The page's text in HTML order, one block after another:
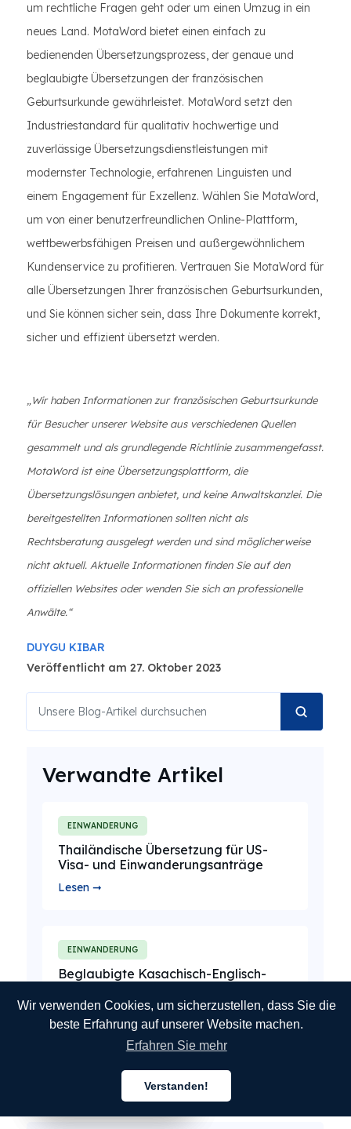
Wir verwenden Cookies, um sicherzustellen, dass Sie die
beste Erfahrung auf unserer Website machen.
Erfahren Sie mehr
Verstanden!
um rechtliche Fragen geht oder um einen Umzug in ein
neues Land. MotaWord bietet einen einfach zu
bedienenden Übersetzungsprozess, der genaue und
beglaubigte Übersetzungen der französischen
Geburtsurkunde gewährleistet. MotaWord setzt den
Industriestandard für qualitativ hochwertige und
zuverlässige Übersetzungsdienstleistungen mit
modernster Technologie, erfahrenen Linguisten und
einem Engagement für Exzellenz. Wählen Sie MotaWord,
um von einer benutzerfreundlichen Online-Plattform,
wettbewerbsfähigen Preisen und außergewöhnlichem
Kundenservice zu profitieren. Vertrauen Sie MotaWord für
alle Übersetzungen Ihrer französischen Geburtsurkunden,
und Sie können sicher sein, dass Ihre Dokumente korrekt,
sicher und effizient übersetzt werden.
„Wir haben Informationen zur französischen Geburtsurkunde
für Besucher unserer Website aus verschiedenen Quellen
gesammelt und als grundlegende Richtlinie zusammengefasst.
MotaWord ist eine Übersetzungsplattform, die
Übersetzungslösungen anbietet, und keine Anwaltskanzlei. Die
bereitgestellten Informationen sollten nicht als
Rechtsberatung ausgelegt werden und sind möglicherweise
nicht aktuell. Aktuelle Informationen finden Sie auf den
offiziellen Websites oder wenden Sie sich an professionelle
Anwälte.“
DUYGU KIBAR
Veröffentlicht am 27. Oktober 2023
Verwandte Artikel
EINWANDERUNG
Thailändische Übersetzung für US-
Visa- und Einwanderungsanträge
Lesen ➞
EINWANDERUNG
Beglaubigte Kasachisch-Englisch-
Stipendienbewerbungen
Lesen ➞
ALLE BLOG-POSTS ANSEHEN
Deutsch
Deutsch
Deutsch